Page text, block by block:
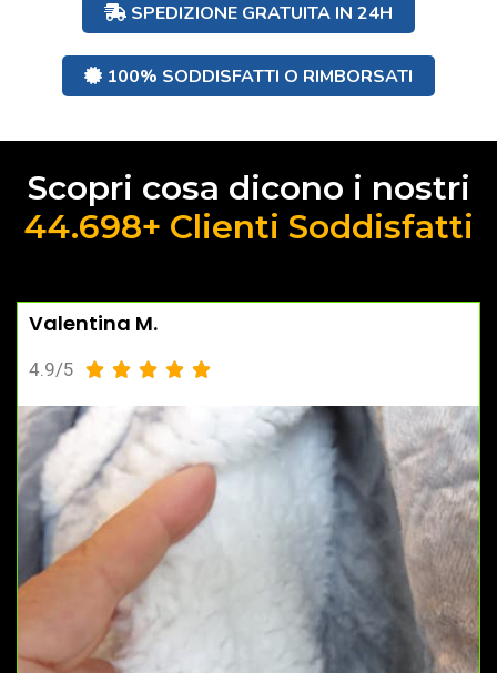
SPEDIZIONE GRATUITA IN 24H
100% SODDISFATTI O RIMBORSATI
Scopri cosa dicono i nostri
44.698+ Clienti Soddisfatti
Valentina M.
4.9/5     